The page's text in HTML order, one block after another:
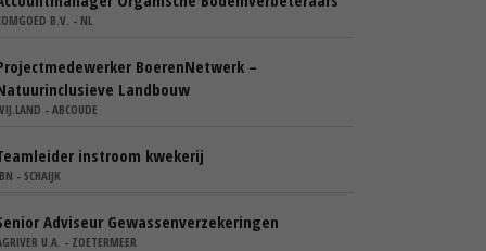
B.V. - NL
BoerenNetwerk –
Landbouw
- ABCOUDE
instroom kwekerij
- SCHAIJK
Adviseur Gewassenverzekeringen
U.A. - ZOETERMEER